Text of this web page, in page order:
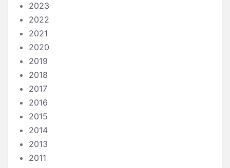
2023
2022
2021
2020
2019
2018
2017
2016
2015
2014
2013
2011